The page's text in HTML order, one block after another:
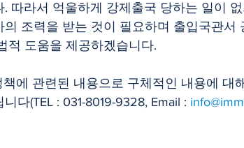
따라서 억울하게 강제출국 당하는 일이
의 조력을 받는 것이 필요하며 출입국관서
적 도움을 제공하겠습니다.
에 관련된 내용으로 구체적인 내용에 대
다(TEL : 031-8019-9328, Email :